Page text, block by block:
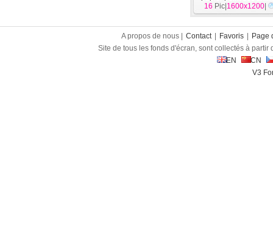
[Animal]
16 Pic| 1600x1200
A propos de nous | Contact Favoris
Page
Site de tous les fonds d'écran, sont collectés à
EN
CN
V3